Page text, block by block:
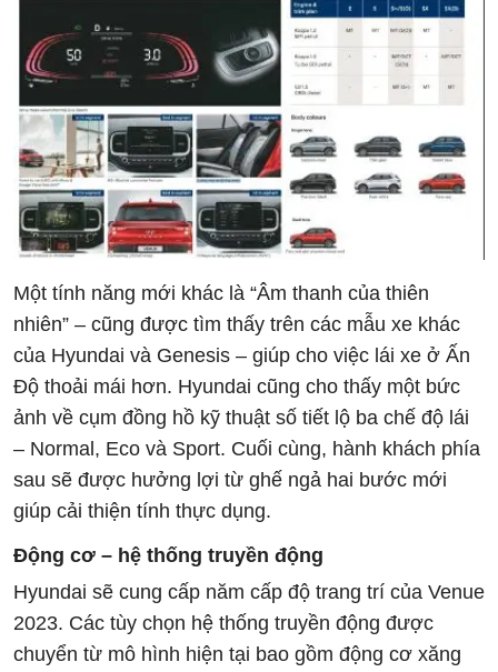
Một tính năng mới khác là “Âm thanh của thiên
nhiên” – cũng được tìm thấy trên các mẫu xe khác
của Hyundai và Genesis – giúp cho việc lái xe ở Ấn
Độ thoải mái hơn. Hyundai cũng cho thấy một bức
ảnh về cụm đồng hồ kỹ thuật số tiết lộ ba chế độ lái
– Normal, Eco và Sport. Cuối cùng, hành khách phía
sau sẽ được hưởng lợi từ ghế ngả hai bước mới
giúp cải thiện tính thực dụng.
Động cơ – hệ thống truyền động
Hyundai sẽ cung cấp năm cấp độ trang trí của Venue
2023. Các tùy chọn hệ thống truyền động được
chuyển từ mô hình hiện tại bao gồm động cơ xăng